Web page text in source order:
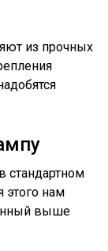
из прочных
стандартном
нам
выше